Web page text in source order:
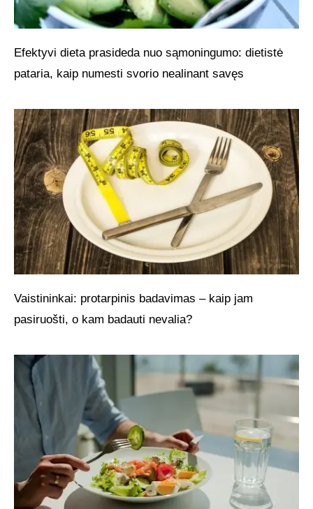
Efektyvi dieta prasideda nuo sąmoningumo: dietistė
pataria, kaip numesti svorio nealinant savęs
Vaistininkai: protarpinis badavimas – kaip jam
pasiruošti, o kam badauti nevalia?